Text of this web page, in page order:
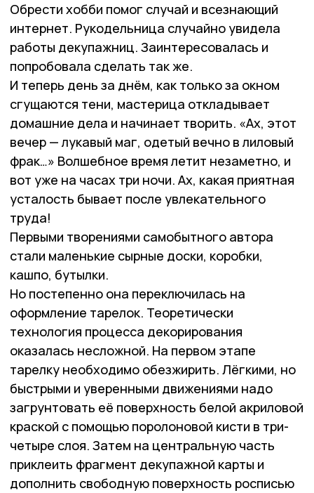
Обрести хобби помог случай и всезнающий
интернет. Рукодельница случайно увидела
работы декупажниц. Заинтересовалась и
попробовала сделать так же.
И теперь день за днём, как только за окном
сгущаются тени, мастерица откладывает
домашние дела и начинает творить. «Ах, этот
вечер — лукавый маг, одетый вечно в лиловый
фрак…» Волшебное время летит незаметно, и
вот уже на часах три ночи. Ах, какая приятная
усталость бывает после увлекательного
труда!
Первыми творениями самобытного автора
стали маленькие сырные доски, коробки,
кашпо, бутылки.
Но постепенно она переключилась на
оформление тарелок. Теоретически
технология процесса декорирования
оказалась несложной. На первом этапе
тарелку необходимо обезжирить. Лёгкими, но
быстрыми и уверенными движениями надо
загрунтовать её поверхность белой акриловой
краской с помощью поролоновой кисти в три-
четыре слоя. Затем на центральную часть
приклеить фрагмент декупажной карты и
дополнить свободную поверхность росписью